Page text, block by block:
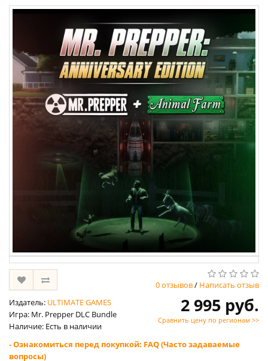
0 отзывов/ Написать отзыв
Издатель: ULTIMATE GAMES
Игра: Mr. Prepper DLC Bundle
Наличие: Есть в наличии
2 995 руб.
Сравнить цену по регионам >>
- Ознакомиться перед покупкой: FAQ (Часто задаваемые
вопросы)